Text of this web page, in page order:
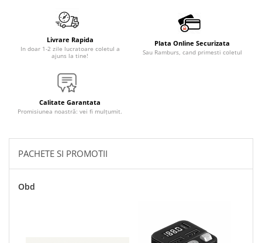
Organizatoare Auto
Iluminat Auto
Semnalizari
Accesorii LED
Piese Caroserie
Oglinzi
Livrare Rapida
In doar 1-2 zile lucratoare coletul a
ajuns la tine!
Plata Online Securizata
Sau Ramburs, cand primesti coletul
Calitate Garantata
Promisiunea noastră: vei fi mulțumit.
PACHETE SI PROMOTII
Obd